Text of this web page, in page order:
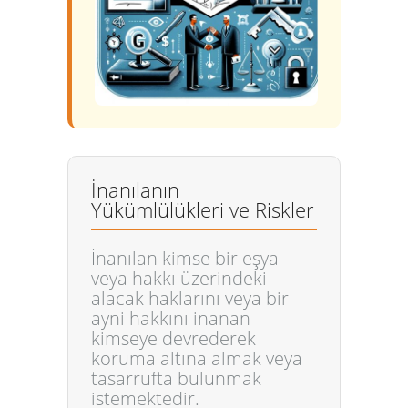
İnanılanın
Yükümlülükleri ve Riskler
İnanılan kimse bir eşya
veya hakkı üzerindeki
alacak haklarını veya bir
ayni hakkını inanan
kimseye devrederek
koruma altına almak veya
tasarrufta bulunmak
istemektedir.